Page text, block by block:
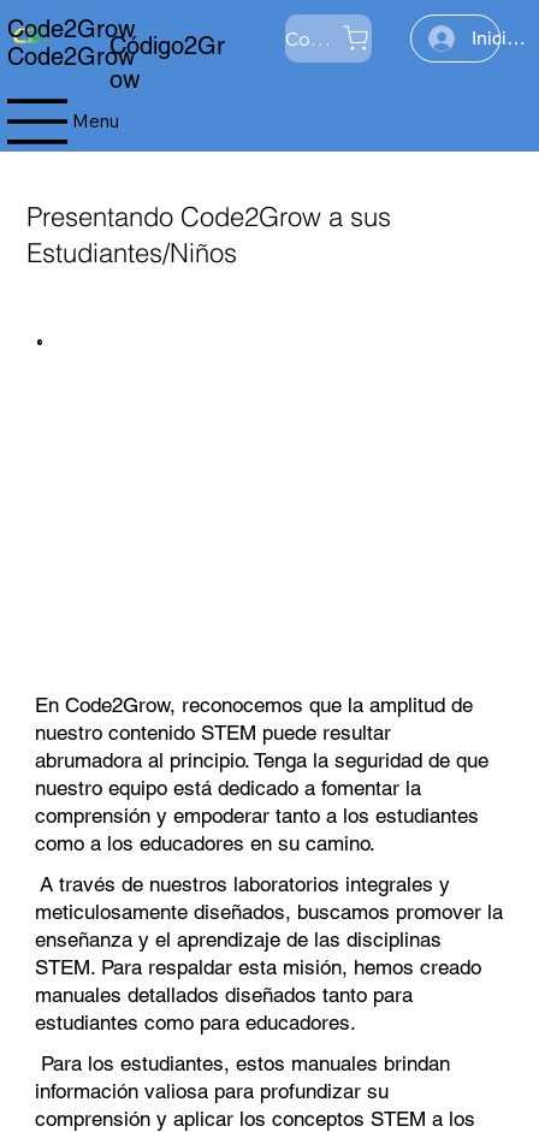
Código2Gr
ow
Comercio Iniciar
Menu
Code2Grow
Code2Grow
Presentando Code2Grow a sus
Estudiantes/Niños
En Code2Grow, reconocemos que la amplitud de
nuestro contenido STEM puede resultar
abrumadora al principio. Tenga la seguridad de que
nuestro equipo está dedicado a fomentar la
comprensión y empoderar tanto a los estudiantes
como a los educadores en su camino.
A través de nuestros laboratorios integrales y
meticulosamente diseñados, buscamos promover la
enseñanza y el aprendizaje de las disciplinas
STEM. Para respaldar esta misión, hemos creado
manuales detallados diseñados tanto para
estudiantes como para educadores.
Para los estudiantes, estos manuales brindan
información valiosa para profundizar su
comprensión y aplicar los conceptos STEM a los